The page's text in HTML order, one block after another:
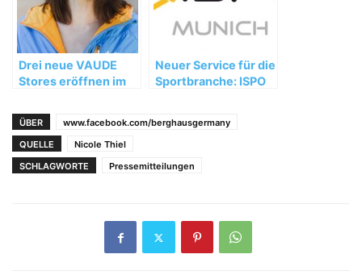
Drei neue VAUDE
Stores eröffnen im
Neuer Service für die
Sportbranche: ISPO
ÜBER
www.facebook.com/berghausgermany
QUELLE
Nicole Thiel
SCHLAGWORTE
Pressemitteilungen